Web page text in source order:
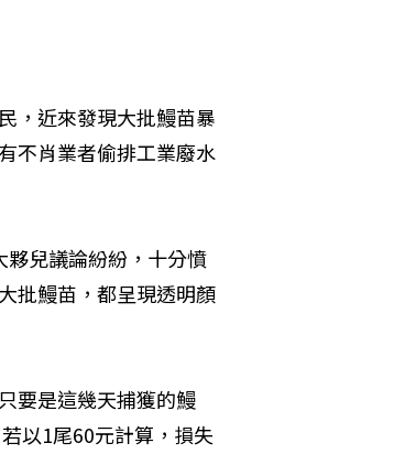
，近來發現大批鰻苗暴
不肖業者偷排工業廢水
兒議論紛紛，十分憤
批鰻苗，都呈現透明顏
要是這幾天捕獲的鰻
以1尾60元計算，損失